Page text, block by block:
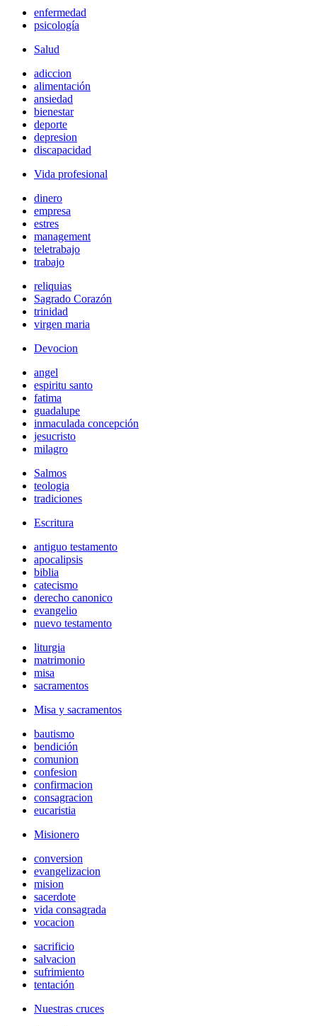
enfermedad
psicología
Salud
adiccion
alimentación
ansiedad
bienestar
deporte
depresion
discapacidad
Vida profesional
dinero
empresa
estres
management
teletrabajo
trabajo
reliquias
Sagrado Corazón
trinidad
virgen maria
Devocion
angel
espiritu santo
fatima
guadalupe
inmaculada concepción
jesucristo
milagro
Salmos
teologia
tradiciones
Escritura
antiguo testamento
apocalipsis
biblia
catecismo
derecho canonico
evangelio
nuevo testamento
liturgia
matrimonio
misa
sacramentos
Misa y sacramentos
bautismo
bendición
comunion
confesion
confirmacion
consagracion
eucaristia
Misionero
conversion
evangelizacion
mision
sacerdote
vida consagrada
vocacion
sacrificio
salvacion
sufrimiento
tentación
Nuestras cruces